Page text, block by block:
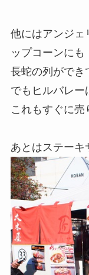
他にはアンジェ
ップコーンにも
長蛇の列ができ
でもヒルバレー
これもすぐに売
あとはステーキ